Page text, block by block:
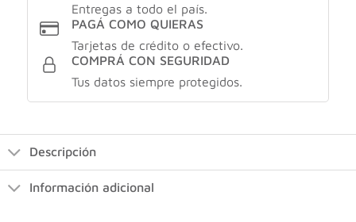
Entregas a todo el país.
PAGÁ COMO QUIERAS
Tarjetas de crédito o efectivo.
COMPRÁ CON SEGURIDAD
Tus datos siempre protegidos.
Descripción
Información adicional